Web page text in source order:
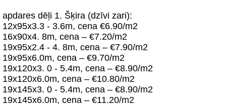
apdares dēļi 1. Šķira (dzīvi zari):
12x95x3.3 - 3.6m, cena €6.90/m2
16x90x4. 8m, cena – €7.20/m2
19x95x2.4 - 4. 8m, cena – €7.90/m2
19x95x6.0m, cena – €9.70/m2
19x120x3. 0 - 5.4m, cena – €8.90/m2
19x120x6.0m, cena – €10.80/m2
19x145x3. 0 - 5.4m, cena – €8.90/m2
19x145x6.0m, cena – €11.20/m2